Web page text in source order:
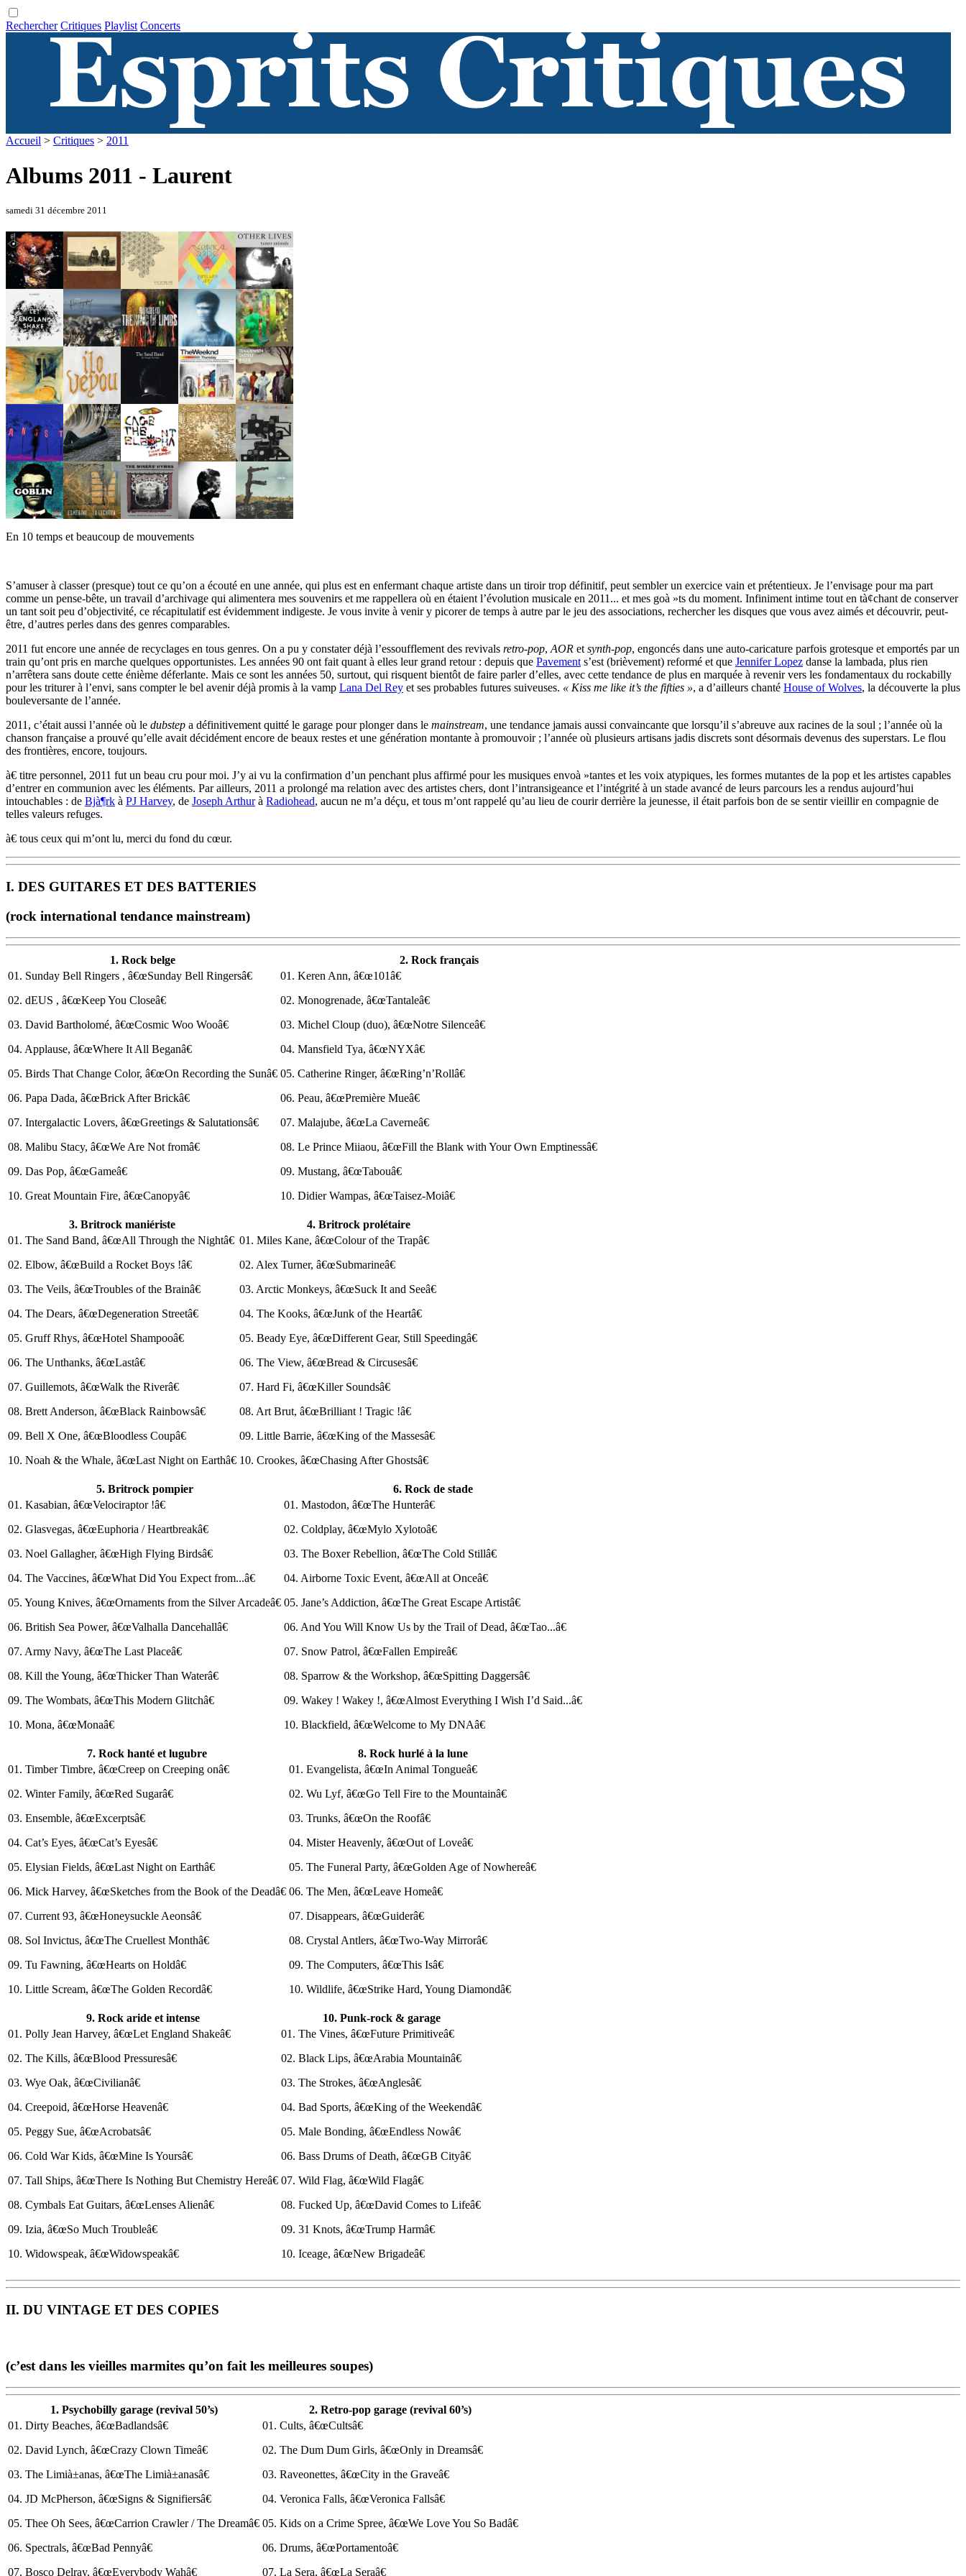
Rechercher Critiques Playlist Concerts
Accueil > Critiques > 2011
Albums 2011 - Laurent
samedi 31 décembre 2011
En 10 temps et beaucoup de mouvements
S’amuser à classer (presque) tout ce qu’on a écouté en une année, qui plus est en enfermant chaque artiste dans un tiroir trop définitif, peut sembler un exercice vain et prétentieux. Je l’envisage pour ma part
comme un pense-bête, un travail d’archivage qui alimentera mes souvenirs et me rappellera où en étaient l’évolution musicale en 2011... et mes goà »ts du moment. Infiniment intime tout en tà¢chant de conserver
un tant soit peu d’objectivité, ce récapitulatif est évidemment indigeste. Je vous invite à venir y picorer de temps à autre par le jeu des associations, rechercher les disques que vous avez aimés et découvrir, peut-
être, d’autres perles dans des genres comparables.
2011 fut encore une année de recyclages en tous genres. On a pu y constater déjà l’essoufflement des revivals retro-pop, AOR et synth-pop, engoncés dans une auto-caricature parfois grotesque et emportés par un
train qu’ont pris en marche quelques opportunistes. Les années 90 ont fait quant à elles leur grand retour : depuis que Pavement s’est (brièvement) reformé et que Jennifer Lopez danse la lambada, plus rien
n’arrêtera sans doute cette énième déferlante. Mais ce sont les années 50, surtout, qui risquent bientôt de faire parler d’elles, avec cette tendance de plus en marquée à revenir vers les fondamentaux du rockabilly
pour les triturer à l’envi, sans compter le bel avenir déjà promis à la vamp Lana Del Rey et ses probables futures suiveuses. « Kiss me like it’s the fifties », a d’ailleurs chanté House of Wolves, la découverte la plus
bouleversante de l’année.
2011, c’était aussi l’année où le dubstep a définitivement quitté le garage pour plonger dans le mainstream, une tendance jamais aussi convaincante que lorsqu’il s’abreuve aux racines de la soul ; l’année où la
chanson française a prouvé qu’elle avait décidément encore de beaux restes et une génération montante à promouvoir ; l’année où plusieurs artisans jadis discrets sont désormais devenus des superstars. Le flou
des frontières, encore, toujours.
à€ titre personnel, 2011 fut un beau cru pour moi. J’y ai vu la confirmation d’un penchant plus affirmé pour les musiques envoà »tantes et les voix atypiques, les formes mutantes de la pop et les artistes capables
d’entrer en communion avec les éléments. Par ailleurs, 2011 a prolongé ma relation avec des artistes chers, dont l’intransigeance et l’intégrité à un stade avancé de leurs parcours les a rendus aujourd’hui
intouchables : de Bjà¶rk à PJ Harvey, de Joseph Arthurà Radiohead, aucun ne m’a déçu, et tous m’ont rappelé qu’au lieu de courir derrière la jeunesse, il était parfois bon de se sentir vieillir en compagnie de
telles valeurs refuges.
à€ tous ceux qui m’ont lu, merci du fond du cœur.
I. DES GUITARES ET DES BATTERIES
(rock international tendance mainstream)
1. Rock belge
2. Rock français
01. Sunday Bell Ringers , â€œSunday Bell Ringersâ€
02. dEUS , â€œKeep You Closeâ€
03. David Bartholomé, â€œCosmic Woo Wooâ€
04. Applause, â€œWhere It All Beganâ€
05. Birds That Change Color, â€œOn Recording the Sunâ€
06. Papa Dada, â€œBrick After Brickâ€
07. Intergalactic Lovers, â€œGreetings & Salutationsâ€
08. Malibu Stacy, â€œWe Are Not fromâ€
09. Das Pop, â€œGameâ€
10. Great Mountain Fire, â€œCanopyâ€
01. Keren Ann, â€œ101â€
02. Monogrenade, â€œTantaleâ€
03. Michel Cloup (duo), â€œNotre Silenceâ€
04. Mansfield Tya, â€œNYXâ€
05. Catherine Ringer, â€œRing’n’Rollâ€
06. Peau, â€œPremière Mueâ€
07. Malajube, â€œLa Caverneâ€
08. Le Prince Miiaou, â€œFill the Blank with Your Own Emptinessâ€
09. Mustang, â€œTabouâ€
10. Didier Wampas, â€œTaisez-Moiâ€
3. Britrock maniériste
4. Britrock prolétaire
01. The Sand Band, â€œAll Through the Nightâ€
02. Elbow, â€œBuild a Rocket Boys !â€
03. The Veils, â€œTroubles of the Brainâ€
04. The Dears, â€œDegeneration Streetâ€
05. Gruff Rhys, â€œHotel Shampooâ€
06. The Unthanks, â€œLastâ€
07. Guillemots, â€œWalk the Riverâ€
08. Brett Anderson, â€œBlack Rainbowsâ€
09. Bell X One, â€œBloodless Coupâ€
10. Noah & the Whale, â€œLast Night on Earthâ€
01. Miles Kane, â€œColour of the Trapâ€
02. Alex Turner, â€œSubmarineâ€
03. Arctic Monkeys, â€œSuck It and Seeâ€
04. The Kooks, â€œJunk of the Heartâ€
05. Beady Eye, â€œDifferent Gear, Still Speedingâ€
06. The View, â€œBread & Circusesâ€
07. Hard Fi, â€œKiller Soundsâ€
08. Art Brut, â€œBrilliant ! Tragic !â€
09. Little Barrie, â€œKing of the Massesâ€
10. Crookes, â€œChasing After Ghostsâ€
5. Britrock pompier
6. Rock de stade
01. Kasabian, â€œVelociraptor !â€
02. Glasvegas, â€œEuphoria / Heartbreakâ€
03. Noel Gallagher, â€œHigh Flying Birdsâ€
04. The Vaccines, â€œWhat Did You Expect from...â€
05. Young Knives, â€œOrnaments from the Silver Arcadeâ€
06. British Sea Power, â€œValhalla Dancehallâ€
07. Army Navy, â€œThe Last Placeâ€
08. Kill the Young, â€œThicker Than Waterâ€
09. The Wombats, â€œThis Modern Glitchâ€
10. Mona, â€œMonaâ€
01. Mastodon, â€œThe Hunterâ€
02. Coldplay, â€œMylo Xylotoâ€
03. The Boxer Rebellion, â€œThe Cold Stillâ€
04. Airborne Toxic Event, â€œAll at Onceâ€
05. Jane’s Addiction, â€œThe Great Escape Artistâ€
06. And You Will Know Us by the Trail of Dead, â€œTao...â€
07. Snow Patrol, â€œFallen Empireâ€
08. Sparrow & the Workshop, â€œSpitting Daggersâ€
09. Wakey ! Wakey !, â€œAlmost Everything I Wish I’d Said...â€
10. Blackfield, â€œWelcome to My DNAâ€
7. Rock hanté et lugubre
8. Rock hurlé à la lune
01. Timber Timbre, â€œCreep on Creeping onâ€
02. Winter Family, â€œRed Sugarâ€
03. Ensemble, â€œExcerptsâ€
04. Cat’s Eyes, â€œCat’s Eyesâ€
05. Elysian Fields, â€œLast Night on Earthâ€
06. Mick Harvey, â€œSketches from the Book of the Deadâ€
07. Current 93, â€œHoneysuckle Aeonsâ€
08. Sol Invictus, â€œThe Cruellest Monthâ€
09. Tu Fawning, â€œHearts on Holdâ€
10. Little Scream, â€œThe Golden Recordâ€
01. Evangelista, â€œIn Animal Tongueâ€
02. Wu Lyf, â€œGo Tell Fire to the Mountainâ€
03. Trunks, â€œOn the Roofâ€
04. Mister Heavenly, â€œOut of Loveâ€
05. The Funeral Party, â€œGolden Age of Nowhereâ€
06. The Men, â€œLeave Homeâ€
07. Disappears, â€œGuiderâ€
08. Crystal Antlers, â€œTwo-Way Mirrorâ€
09. The Computers, â€œThis Isâ€
10. Wildlife, â€œStrike Hard, Young Diamondâ€
9. Rock aride et intense
10. Punk-rock & garage
01. Polly Jean Harvey, â€œLet England Shakeâ€
02. The Kills, â€œBlood Pressuresâ€
03. Wye Oak, â€œCivilianâ€
04. Creepoid, â€œHorse Heavenâ€
05. Peggy Sue, â€œAcrobatsâ€
06. Cold War Kids, â€œMine Is Yoursâ€
07. Tall Ships, â€œThere Is Nothing But Chemistry Hereâ€
08. Cymbals Eat Guitars, â€œLenses Alienâ€
09. Izia, â€œSo Much Troubleâ€
10. Widowspeak, â€œWidowspeakâ€
01. The Vines, â€œFuture Primitiveâ€
02. Black Lips, â€œArabia Mountainâ€
03. The Strokes, â€œAnglesâ€
04. Bad Sports, â€œKing of the Weekendâ€
05. Male Bonding, â€œEndless Nowâ€
06. Bass Drums of Death, â€œGB Cityâ€
07. Wild Flag, â€œWild Flagâ€
08. Fucked Up, â€œDavid Comes to Lifeâ€
09. 31 Knots, â€œTrump Harmâ€
10. Iceage, â€œNew Brigadeâ€
II. DU VINTAGE ET DES COPIES
(c’est dans les vieilles marmites qu’on fait les meilleures soupes)
1. Psychobilly garage (revival 50’s)
2. Retro-pop garage (revival 60’s)
01. Dirty Beaches, â€œBadlandsâ€
02. David Lynch, â€œCrazy Clown Timeâ€
03. The Limià±anas, â€œThe Limià±anasâ€
04. JD McPherson, â€œSigns & Signifiersâ€
05. Thee Oh Sees, â€œCarrion Crawler / The Dreamâ€
06. Spectrals, â€œBad Pennyâ€
07. Bosco Delray, â€œEverybody Wahâ€
01. Cults, â€œCultsâ€
02. The Dum Dum Girls, â€œOnly in Dreamsâ€
03. Raveonettes, â€œCity in the Graveâ€
04. Veronica Falls, â€œVeronica Fallsâ€
05. Kids on a Crime Spree, â€œWe Love You So Badâ€
06. Drums, â€œPortamentoâ€
07. La Sera, â€œLa Seraâ€